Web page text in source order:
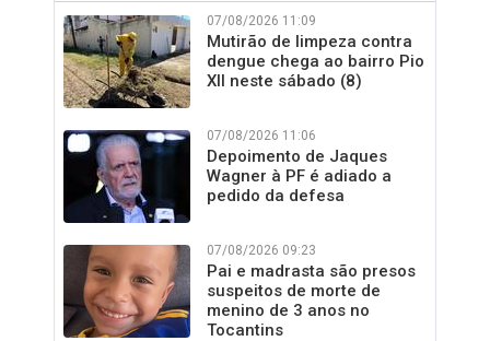
07/08/2026 11:09
Mutirão de limpeza contra
dengue chega ao bairro Pio
XII neste sábado (8)
07/08/2026 11:06
Depoimento de Jaques
Wagner à PF é adiado a
pedido da defesa
07/08/2026 09:23
Pai e madrasta são presos
suspeitos de morte de
menino de 3 anos no
Tocantins